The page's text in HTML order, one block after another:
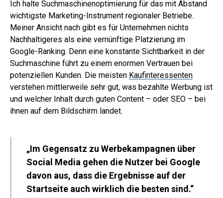
Ich halte Suchmaschinenoptimierung für das mit Abstand
wichtigste Marketing-Instrument regionaler Betriebe.
Meiner Ansicht nach gibt es für Unternehmen nichts
Nachhaltigeres als eine vernünftige Platzierung im
Google-Ranking. Denn eine konstante Sichtbarkeit in der
Suchmaschine führt zu einem enormen Vertrauen bei
potenziellen Kunden. Die meisten Kaufinteressenten
verstehen mittlerweile sehr gut, was bezahlte Werbung ist
und welcher Inhalt durch guten Content – oder SEO – bei
ihnen auf dem Bildschirm landet.
„Im Gegensatz zu Werbekampagnen über
Social Media gehen die Nutzer bei Google
davon aus, dass die Ergebnisse auf der
Startseite auch wirklich die besten sind.“